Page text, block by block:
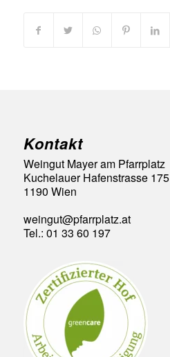
Kontakt
Weingut Mayer am Pfarrplatz
Kuchelauer Hafenstrasse 175
1190 Wien
weingut@pfarrplatz.at
Tel.: 01 33 60 197